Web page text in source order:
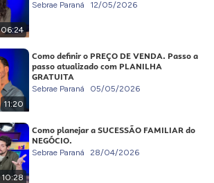
06:24
Sebrae Paraná 12/05/2026
11:20
Como definir o PREÇO DE VENDA. Passo a
passo atualizado com PLANILHA
GRATUITA
Sebrae Paraná 05/05/2026
10:28
Como planejar a SUCESSÃO FAMILIAR do
NEGÓCIO.
Sebrae Paraná 28/04/2026